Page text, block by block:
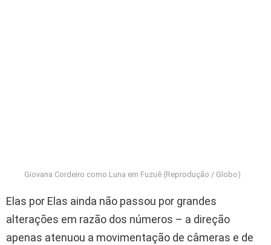
Giovana Cordeiro como Luna em Fuzuê (Reprodução / Globo)
Elas por Elas ainda não passou por grandes
alterações em razão dos números – a direção
apenas atenuou a movimentação de câmeras e de